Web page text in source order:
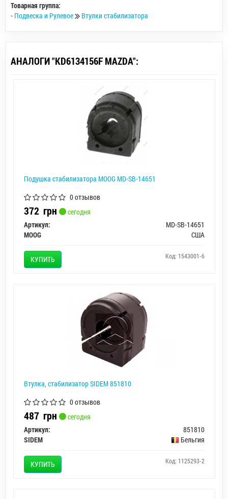
Товарная группа:
- Подвеска и Рулевое Втулки стабилизатора
АНАЛОГИ "KD6134156F MAZDA":
Подушка стабилизатора MOOG MD-SB-14651
0 отзывов
372 грн
сегодня
Артикул:
MD-SB-14651
MOOG
США
КУПИТЬ Код: 1543001-6
Втулка, стабилизатор SIDEM 851810
0 отзывов
487 грн
сегодня
Артикул:
851810
SIDEM
Бельгия
КУПИТЬ Код: 1125293-2